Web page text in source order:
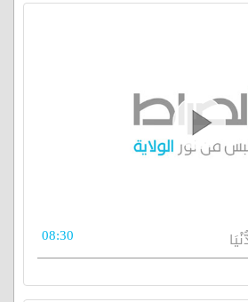
08:30